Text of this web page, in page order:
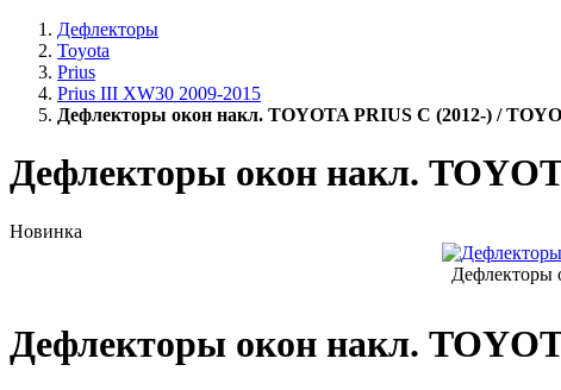
Дефлекторы
Toyota
Prius
Prius III XW30 2009-2015
Дефлекторы окон накл. TOYOTA PRIUS C (2012-) /
Дефлекторы окон накл.
Новинка
Дефлекторы
Дефлекторы окон накл.